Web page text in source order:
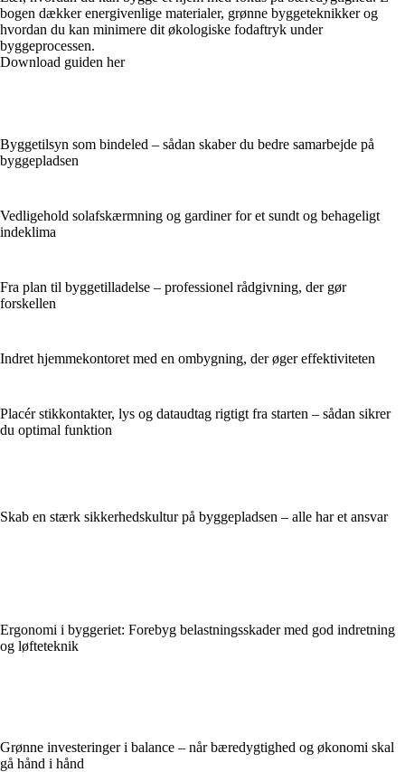
bogen dækker energivenlige materialer, grønne byggeteknikker og
hvordan du kan minimere dit økologiske fodaftryk under
byggeprocessen.
Download guiden her
Byggetilsyn som bindeled – sådan skaber du bedre samarbejde på
byggepladsen
Vedligehold solafskærmning og gardiner for et sundt og behageligt
indeklima
Fra plan til byggetilladelse – professionel rådgivning, der gør
forskellen
Indret hjemmekontoret med en ombygning, der øger effektiviteten
Placér stikkontakter, lys og dataudtag rigtigt fra starten – sådan sikrer
du optimal funktion
Skab en stærk sikkerhedskultur på byggepladsen – alle har et ansvar
Ergonomi i byggeriet: Forebyg belastningsskader med god indretning
og løfteteknik
Grønne investeringer i balance – når bæredygtighed og økonomi skal
gå hånd i hånd